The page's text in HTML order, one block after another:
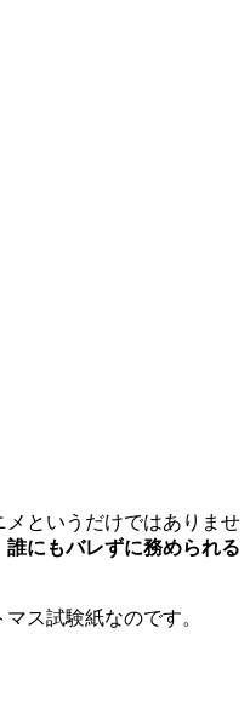
というだけではありませ
にもバレずに務められる
ス試験紙なのです。